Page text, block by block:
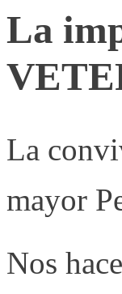
La
La
mayor
Nos